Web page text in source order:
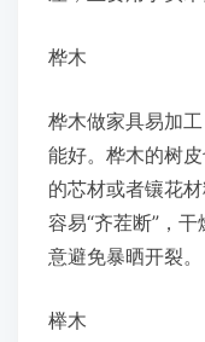
桦木
桦木做家具易加
能好。桦木的树
的芯材或者镶花
容易“齐茬断”，
意避免暴晒开裂。
榉木